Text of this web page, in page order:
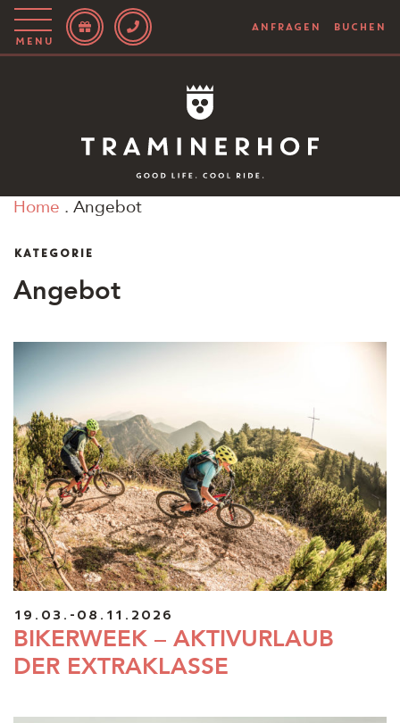
Story
Hotel
Rooms
IT
Menu
ANFRAGEN BUCHEN
Home . Angebot
KATEGORIE
Angebot
19.03.-08.11.2026
BIKERWEEK – AKTIVURLAUB
DER EXTRAKLASSE